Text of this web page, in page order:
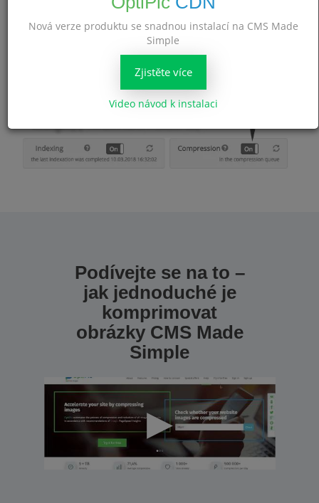
Nyní, když máte na svém webu počet obrázků –
a začněte komprimovat nastavení webu.
Podívejte se na to –
jak jednoduché je
komprimovat
obrázky CMS Made
Simple
Nová verze produktu se snadnou instalací na CMS Made
Simple
Zjistěte více
Video návod k instalaci